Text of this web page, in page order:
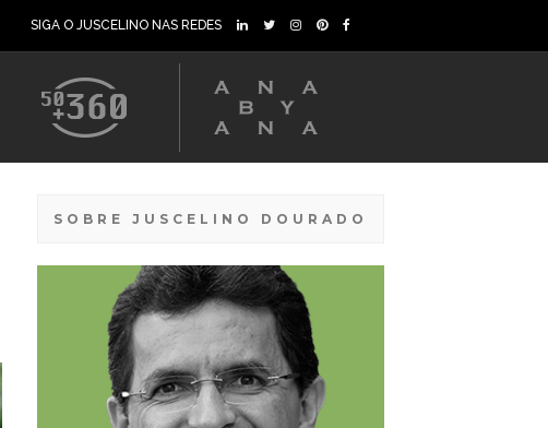
SIGA O JUSCELINO NAS REDES
SOBRE JUSCELINO DOURADO